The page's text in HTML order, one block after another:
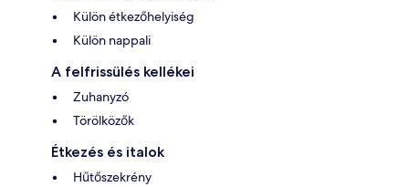
Külön étkezőhelyiség
Külön nappali
A felfrissülés kellékei
Zuhanyzó
Törölközők
Étkezés és italok
Hűtőszekrény